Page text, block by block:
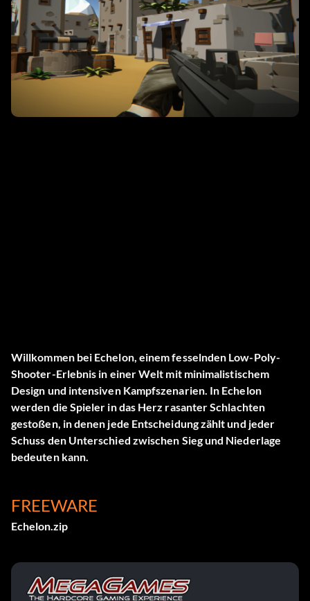
Willkommen bei Echelon, einem fesselnden Low-Poly-
Shooter-Erlebnis in einer Welt mit minimalistischem
Design und intensiven Kampfszenarien. In Echelon
werden die Spieler in das Herz rasanter Schlachten
gestoßen, in denen jede Entscheidung zählt und jeder
Schuss den Unterschied zwischen Sieg und Niederlage
bedeuten kann.
FREEWARE
Echelon.zip